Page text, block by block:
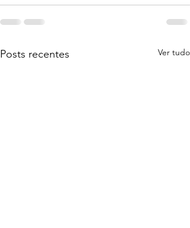
Posts recentes Ver tudo